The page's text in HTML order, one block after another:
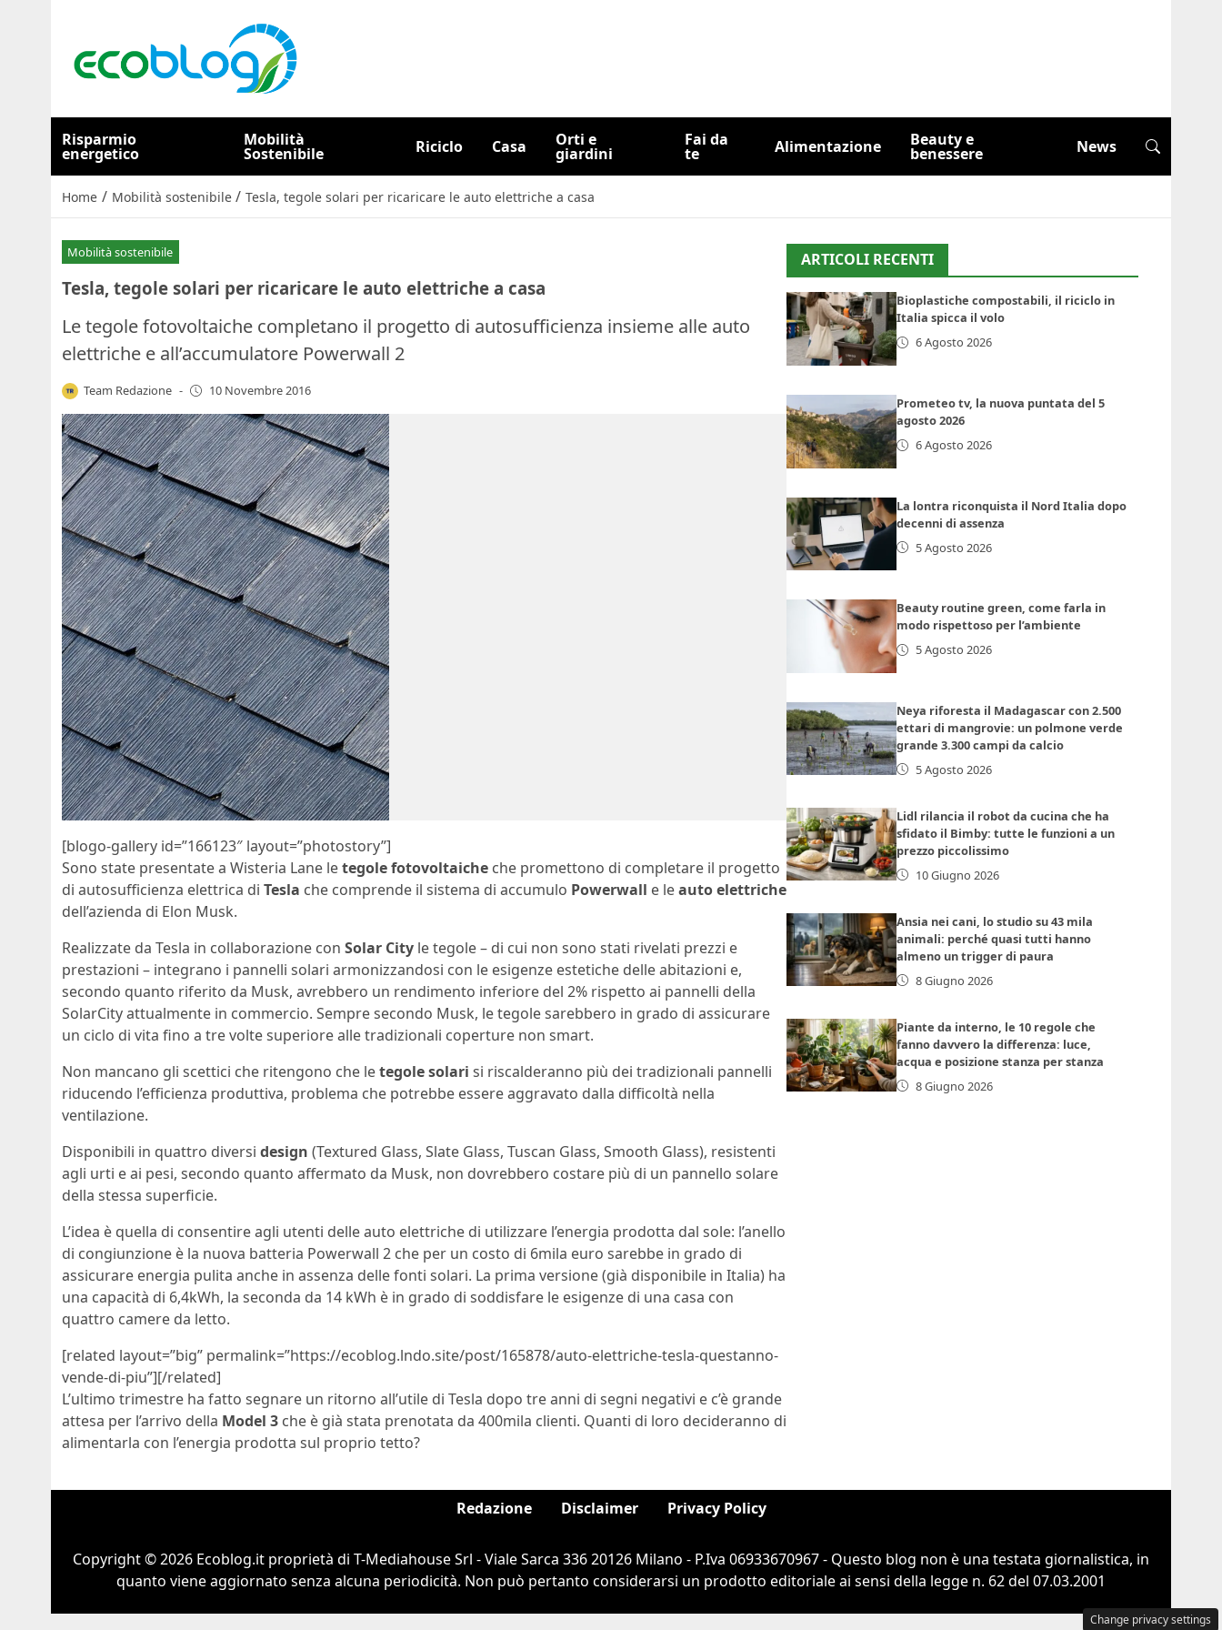
Risparmio
energetico
Mobilità
Sostenibile Riciclo Casa Orti e
giardini
Fai da
te Alimentazione Beauty e
benessere News
Home / Mobilità sostenibile / Tesla, tegole solari per ricaricare le auto elettriche a casa
Mobilità sostenibile
Tesla, tegole solari per ricaricare le auto elettriche a casa
Le tegole fotovoltaiche completano il progetto di autosufficienza insieme alle auto
elettriche e all’accumulatore Powerwall 2
Team Redazione - 10 Novembre 2016
[blogo-gallery id=”166123″ layout=”photostory”]
Sono state presentate a Wisteria Lane letegole fotovoltaiche che promettono di completare il progetto
di autosufficienza elettrica di Tesla che comprende il sistema di accumulo Powerwall e leauto elettriche
dell’azienda di Elon Musk.
Realizzate da Tesla in collaborazione con Solar City le tegole – di cui non sono stati rivelati prezzi e
prestazioni – integrano i pannelli solari armonizzandosi con le esigenze estetiche delle abitazioni e,
secondo quanto riferito da Musk, avrebbero un rendimento inferiore del 2% rispetto ai pannelli della
SolarCity attualmente in commercio. Sempre secondo Musk, le tegole sarebbero in grado di assicurare
un ciclo di vita fino a tre volte superiore alle tradizionali coperture non smart.
Non mancano gli scettici che ritengono che letegole solari si riscalderanno più dei tradizionali pannelli
riducendo l’efficienza produttiva, problema che potrebbe essere aggravato dalla difficoltà nella
ventilazione.
Disponibili in quattro diversi design (Textured Glass, Slate Glass, Tuscan Glass, Smooth Glass), resistenti
agli urti e ai pesi, secondo quanto affermato da Musk, non dovrebbero costare più di un pannello solare
della stessa superficie.
L’idea è quella di consentire agli utenti delle auto elettriche di utilizzare l’energia prodotta dal sole: l’anello
di congiunzione è la nuova batteria Powerwall 2 che per un costo di 6mila euro sarebbe in grado di
assicurare energia pulita anche in assenza delle fonti solari. La prima versione (già disponibile in Italia) ha
una capacità di 6,4kWh, la seconda da 14 kWh è in grado di soddisfare le esigenze di una casa con
quattro camere da letto.
[related layout=”big” permalink=”https://ecoblog.lndo.site/post/165878/auto-elettriche-tesla-questanno-
vende-di-piu”][/related]
L’ultimo trimestre ha fatto segnare un ritorno all’utile di Tesla dopo tre anni di segni negativi e c’è grande
attesa per l’arrivo della Model 3 che è già stata prenotata da 400mila clienti. Quanti di loro decideranno di
alimentarla con l’energia prodotta sul proprio tetto?
ARTICOLI RECENTI
Bioplastiche compostabili, il riciclo in
Italia spicca il volo
6 Agosto 2026
Prometeo tv, la nuova puntata del 5
agosto 2026
6 Agosto 2026
La lontra riconquista il Nord Italia dopo
decenni di assenza
5 Agosto 2026
Beauty routine green, come farla in
modo rispettoso per l’ambiente
5 Agosto 2026
Neya riforesta il Madagascar con 2.500
ettari di mangrovie: un polmone verde
grande 3.300 campi da calcio
5 Agosto 2026
Lidl rilancia il robot da cucina che ha
sfidato il Bimby: tutte le funzioni a un
prezzo piccolissimo
10 Giugno 2026
Ansia nei cani, lo studio su 43 mila
animali: perché quasi tutti hanno
almeno un trigger di paura
8 Giugno 2026
Piante da interno, le 10 regole che
fanno davvero la differenza: luce,
acqua e posizione stanza per stanza
8 Giugno 2026
Redazione Disclaimer Privacy Policy
Copyright © 2026 Ecoblog.it proprietà di T-Mediahouse Srl - Viale Sarca 336 20126 Milano - P.Iva 06933670967 - Questo blog non è una testata giornalistica, in
quanto viene aggiornato senza alcuna periodicità. Non può pertanto considerarsi un prodotto editoriale ai sensi della legge n. 62 del 07.03.2001
Change privacy settings